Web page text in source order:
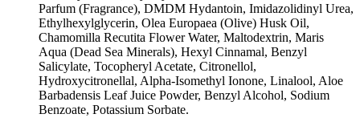
Parfum (Fragrance), DMDM Hydantoin, Imidazolidinyl Urea,
Ethylhexylglycerin, Olea Europaea (Olive) Husk Oil,
Chamomilla Recutita Flower Water, Maltodextrin, Maris
Aqua (Dead Sea Minerals), Hexyl Cinnamal, Benzyl
Salicylate, Tocopheryl Acetate, Citronellol,
Hydroxycitronellal, Alpha-Isomethyl Ionone, Linalool, Aloe
Barbadensis Leaf Juice Powder, Benzyl Alcohol, Sodium
Benzoate, Potassium Sorbate.